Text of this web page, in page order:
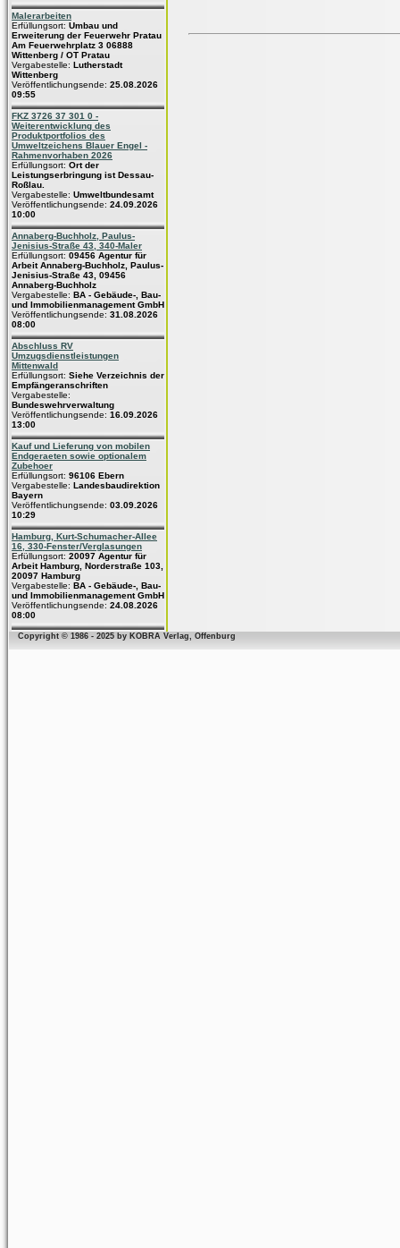
Malerarbeiten
Erfüllungsort: Umbau und
Erweiterung der Feuerwehr Pratau
Am Feuerwehrplatz 3 06888
Wittenberg / OT Pratau
Vergabestelle: Lutherstadt
Wittenberg
Veröffentlichungsende: 25.08.2026
09:55
FKZ 3726 37 301 0 -
Weiterentwicklung des
Produktportfolios des
Umweltzeichens Blauer Engel -
Rahmenvorhaben 2026
Erfüllungsort: Ort der
Leistungserbringung ist Dessau-
Roßlau.
Vergabestelle: Umweltbundesamt
Veröffentlichungsende: 24.09.2026
10:00
Annaberg-Buchholz, Paulus-
Jenisius-Straße 43, 340-Maler
Erfüllungsort: 09456 Agentur für
Arbeit Annaberg-Buchholz, Paulus-
Jenisius-Straße 43, 09456
Annaberg-Buchholz
Vergabestelle: BA - Gebäude-, Bau-
und Immobilienmanagement GmbH
Veröffentlichungsende: 31.08.2026
08:00
Abschluss RV
Umzugsdienstleistungen
Mittenwald
Erfüllungsort: Siehe Verzeichnis der
Empfängeranschriften
Vergabestelle:
Bundeswehrverwaltung
Veröffentlichungsende: 16.09.2026
13:00
Kauf und Lieferung von mobilen
Endgeraeten sowie optionalem
Zubehoer
Erfüllungsort: 96106 Ebern
Vergabestelle: Landesbaudirektion
Bayern
Veröffentlichungsende: 03.09.2026
10:29
Hamburg, Kurt-Schumacher-Allee
16, 330-Fenster/Verglasungen
Erfüllungsort: 20097 Agentur für
Arbeit Hamburg, Norderstraße 103,
20097 Hamburg
Vergabestelle: BA - Gebäude-, Bau-
und Immobilienmanagement GmbH
Veröffentlichungsende: 24.08.2026
08:00
Copyright © 1986 - 2025 by KOBRA Verlag, Offenburg